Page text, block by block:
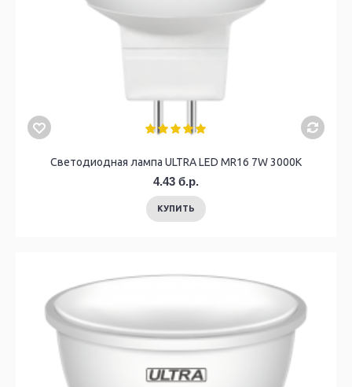
Светодиодная лампа ULTRA LED MR16 7W 3000K
4.43 б.р.
КУПИТЬ